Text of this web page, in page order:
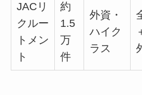
JACリ
クルー
トメン
ト
約
1.5
万
件
外資・
ハイク
ラス